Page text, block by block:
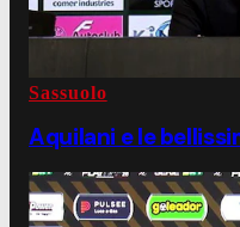
Sassuolo
Aquilani e le